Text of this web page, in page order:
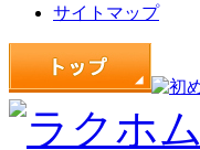
サイトマップ